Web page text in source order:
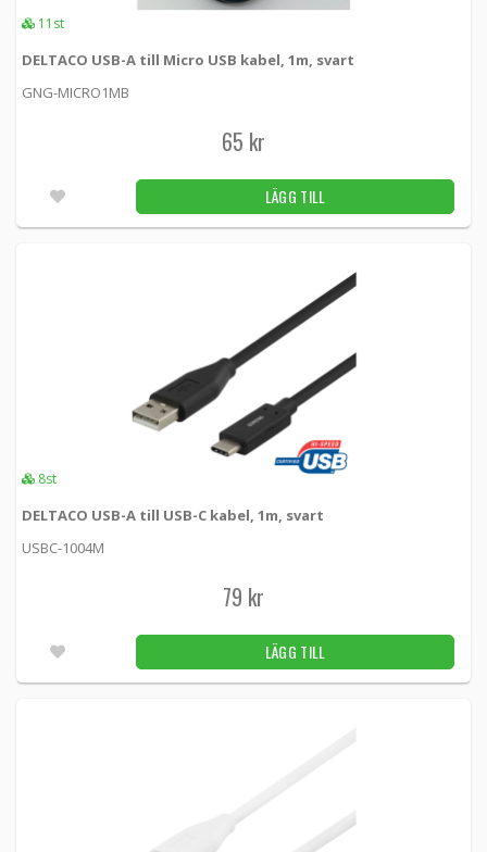
175 kr
249 kr LÄGG TILL
9st
11st
DELTACO USB-A till Micro USB kabel, 1m, svart
GNG-MICRO1MB
65 kr
LÄGG TILL
8st
DELTACO USB-A till USB-C kabel, 1m, svart
USBC-1004M
79 kr
LÄGG TILL